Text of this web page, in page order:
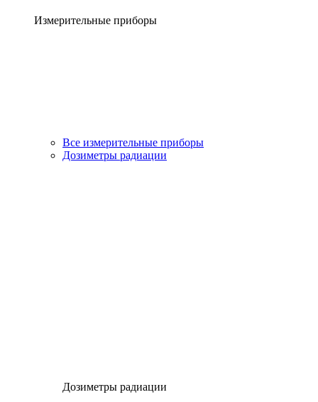
Измерительные приборы
Все измерительные приборы
Дозиметры радиации
Дозиметры радиации